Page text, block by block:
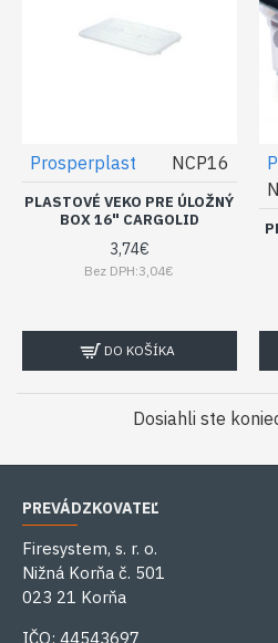
Prosperplast NCP16
PLASTOVÉ VEKO PRE ÚLOŽNÝ
BOX 16" CARGOLID
3,74€
Bez DPH:3,04€
DO KOŠÍKA
Dosiahli ste
PREVÁDZKOVATEĽ
Firesystem, s. r. o.
Nižná Korňa č. 501
023 21 Korňa
IČO: 44543697